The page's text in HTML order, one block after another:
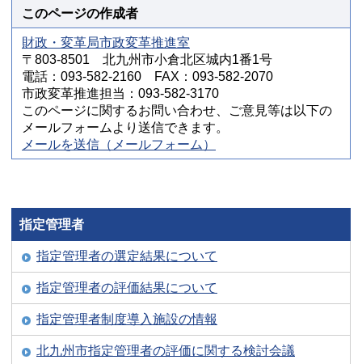
このページの作成者
財政・変革局市政変革推進室
〒803-8501 北九州市小倉北区城内1番1号
電話：093-582-2160 FAX：093-582-2070
市政変革推進担当：093-582-3170
このページに関するお問い合わせ、ご意見等は以下の
メールフォームより送信できます。
メールを送信（メールフォーム）
指定管理者
指定管理者の選定結果について
指定管理者の評価結果について
指定管理者制度導入施設の情報
北九州市指定管理者の評価に関する検討会議